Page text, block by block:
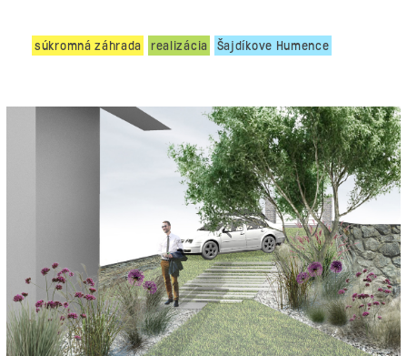
súkromná záhrada realizácia Šajdíkove Humence